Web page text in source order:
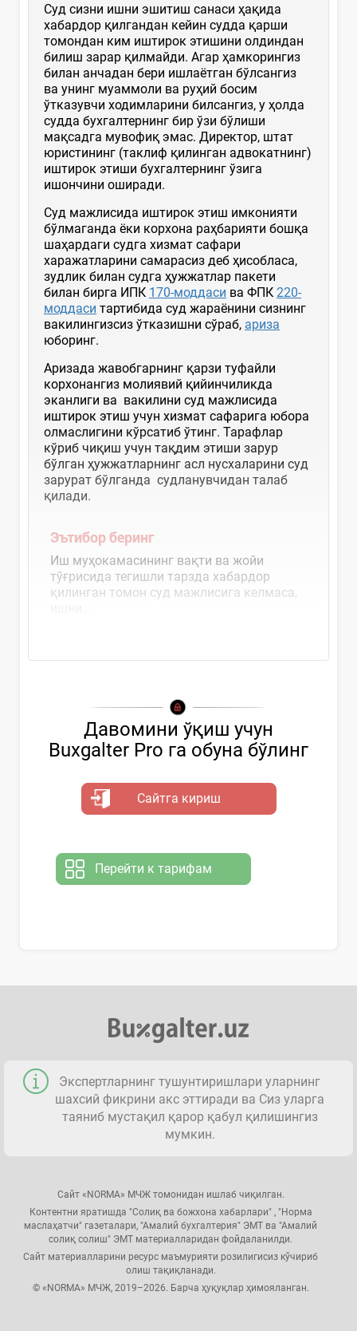
Суд сизни ишни эшитиш санаси ҳақида
хабардор қилгандан кейин судда қарши
томондан ким иштирок этишини олдиндан
билиш зарар қилмайди. Агар ҳамкорингиз
билан анчадан бери ишлаётган бўлсангиз
ва унинг муаммоли ва руҳий босим
ўтказувчи ходимларини билсангиз, у ҳолда
судда бухгалтернинг бир ўзи бўлиши
мақсадга мувофиқ эмас. Директор, штат
юристининг (таклиф қилинган адвокатнинг)
иштирок этиши бухгалтернинг ўзига
ишончини оширади.
Суд мажлисида иштирок этиш имконияти
бўлмаганда ёки корхона раҳбарияти бошқа
шаҳардаги судга хизмат сафари
харажатларини самарасиз деб ҳисобласа,
зудлик билан судга ҳужжатлар пакети
билан бирга ИПК 170-моддаси ва ФПК 220-
моддаси тартибида суд жараёнини сизнинг
вакилингизсиз ўтказишни сўраб, ариза
юборинг.
Аризада жавобгарнинг қарзи туфайли
корхонангиз молиявий қийинчиликда
эканлиги ва вакилини суд мажлисида
иштирок этиш учун хизмат сафарига юбора
олмаслигини кўрсатиб ўтинг. Тарафлар
кўриб чиқиш учун тақдим этиши зарур
бўлган ҳужжатларнинг асл нусхаларини суд
зарурат бўлганда судланувчидан талаб
қилади.
Эътибор беринг
Иш муҳокамасининг вақти ва жойи
тўғрисида тегишли тарзда хабардор
қилинган томон суд мажлисига келмаса,
Давомини ўқиш учун
Buxgalter Pro га обуна бўлинг
Сайтга кириш
Перейти к тарифам
Экспертларнинг тушунтиришлари уларнинг
шахсий фикрини акс эттиради ва Сиз уларга
таяниб мустақил қарор қабул қилишингиз
мумкин.
Сайт «NORMA» МЧЖ томонидан ишлаб чиқилган.
Контентни яратишда "Солиқ ва божхона хабарлари" , "Норма
маслаҳатчи" газеталари, "Амалий бухгалтерия" ЭМТ ва "Амалий
солиқ солиш" ЭМТ материалларидан фойдаланилди.
Сайт материалларини ресурс маъмурияти розилигисиз кўчириб
олиш тақиқланади.
© «NORMA» МЧЖ, 2019–2026. Барча ҳуқуқлар ҳимояланган.